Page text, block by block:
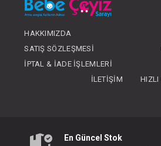
Kundak...Sümeyye
HAKKIMIZDA
SATIŞ SÖZLEŞMESI
İPTAL & İADE İŞLEMLERI
İLETIŞIM
HIZLI
En Güncel Stok